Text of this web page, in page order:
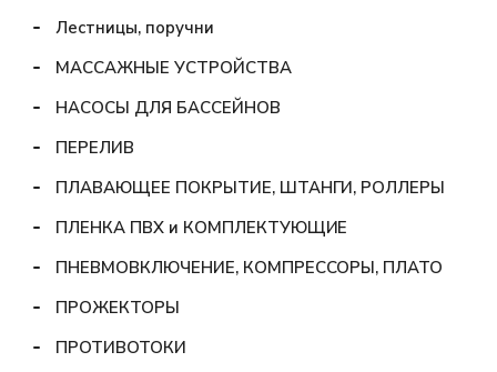
Лестницы, поручни
МАССАЖНЫЕ УСТРОЙСТВА
НАСОСЫ ДЛЯ БАССЕЙНОВ
ПЕРЕЛИВ
ПЛАВАЮЩЕЕ ПОКРЫТИЕ, ШТАНГИ, РОЛЛЕРЫ
ПЛЕНКА ПВХ и КОМПЛЕКТУЮЩИЕ
ПНЕВМОВКЛЮЧЕНИЕ, КОМПРЕССОРЫ, ПЛАТО
ПРОЖЕКТОРЫ
ПРОТИВОТОКИ